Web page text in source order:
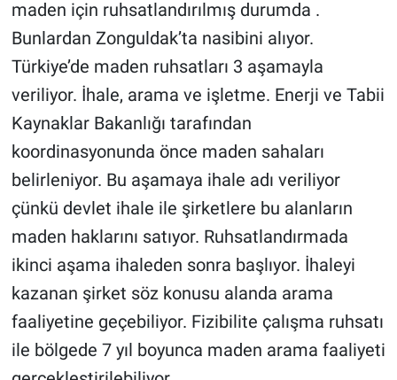
maden için ruhsatlandırılmış durumda .
Bunlardan Zonguldak’ta nasibini alıyor.
Türkiye’de maden ruhsatları 3 aşamayla
veriliyor. İhale, arama ve işletme. Enerji ve Tabii
Kaynaklar Bakanlığı tarafından
koordinasyonunda önce maden sahaları
belirleniyor. Bu aşamaya ihale adı veriliyor
çünkü devlet ihale ile şirketlere bu alanların
maden haklarını satıyor. Ruhsatlandırmada
ikinci aşama ihaleden sonra başlıyor. İhaleyi
kazanan şirket söz konusu alanda arama
faaliyetine geçebiliyor. Fizibilite çalışma ruhsatı
ile bölgede 7 yıl boyunca maden arama faaliyeti